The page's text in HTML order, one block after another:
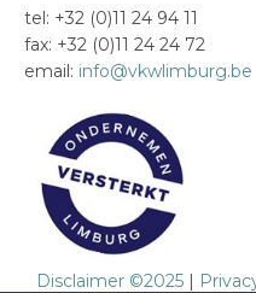
tel: +32 (0)11 24 94 11
fax: +32 (0)11 24 24 72
email: info@vkwlimburg.be
Disclaimer ©2025 |